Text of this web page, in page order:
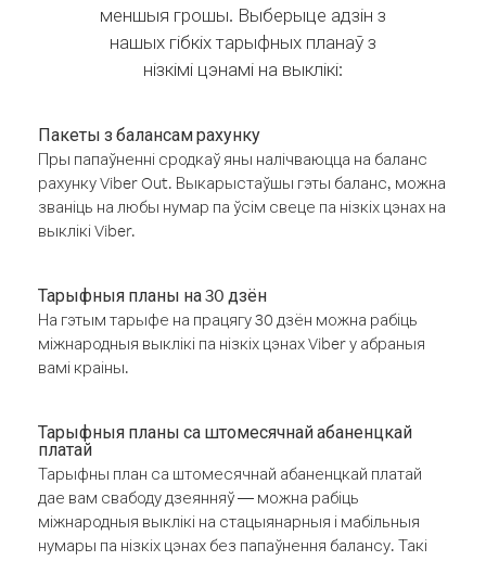
меншыя грошы. Выберыце адзін з
нашых гібкіх тарыфных планаў з
нізкімі цэнамі на выклікі:
Пакеты з балансам рахунку
Пры папаўненні сродкаў яны налічваюцца на баланс
рахунку Viber Out. Выкарыстаўшы гэты баланс, можна
званіць на любы нумар па ўсім свеце па нізкіх цэнах на
выклікі Viber.
Тарыфныя планы на 30 дзён
На гэтым тарыфе на працягу 30 дзён можна рабіць
міжнародныя выклікі па нізкіх цэнах Viber у абраныя
вамі краіны.
Тарыфныя планы са штомесячнай абаненцкай
платай
Тарыфны план са штомесячнай абаненцкай платай
дае вам свабоду дзеянняў — можна рабіць
міжнародныя выклікі на стацыянарныя і мабільныя
нумары па нізкіх цэнах без папаўнення балансу. Такі